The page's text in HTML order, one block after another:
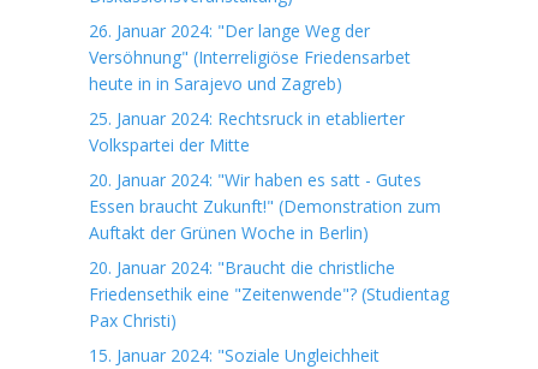
26. Januar 2024: "Der lange Weg der
Versöhnung" (Interreligiöse Friedensarbet
heute in in Sarajevo und Zagreb)
25. Januar 2024: Rechtsruck in etablierter
Volkspartei der Mitte
20. Januar 2024: "Wir haben es satt - Gutes
Essen braucht Zukunft!" (Demonstration zum
Auftakt der Grünen Woche in Berlin)
20. Januar 2024: "Braucht die christliche
Friedensethik eine "Zeitenwende"? (Studientag
Pax Christi)
15. Januar 2024: "Soziale Ungleichheit